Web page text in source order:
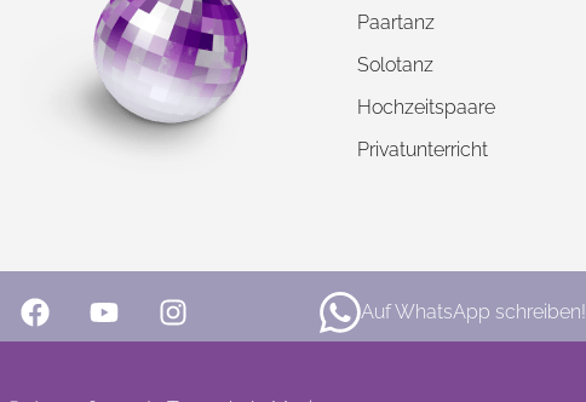
Paartanz
Solotanz
Hochzeitspaare
Privatunterricht
Auf WhatsApp schreiben!